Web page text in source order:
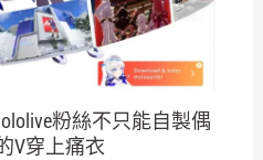
粉絲不只能自製偶
V穿上痛衣